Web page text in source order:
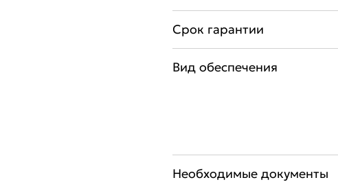
Срок гарантии
Вид обеспечения
Необходимые документы